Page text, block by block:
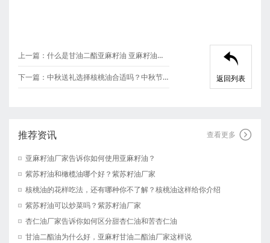
上一篇： 什么是甘油二酯亚麻籽油 亚麻籽油厂家
下一篇： 中秋送礼选择核桃油合适吗？中秋节礼品应该如何选择核桃油厂家说

返回列表
推荐资讯 查看更多 
亚麻籽油厂家告诉你如何使用亚麻籽油？
紫苏籽油和橄榄油哪个好？紫苏籽油厂家
核桃油的花样吃法，还有哪种你不了解？核桃油这样给你介绍
紫苏籽油可以炒菜吗？紫苏籽油厂家
杏仁油厂家告诉你如何区分甜杏仁油和苦杏仁油
甘油二酯油为什么好，亚麻籽甘油二酯油厂家这样说